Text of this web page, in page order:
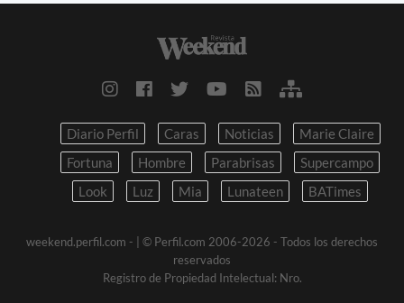
Diario Perfil Caras Noticias
Marie Claire
Fortuna
Hombre Parabrisas
Supercampo
Look
Luz Mia Lunateen BATimes
weekend.perfil.com -
| © Perfil.com 2006-2026 - Todos los derechos
reservados
Registro de Propiedad Intelectual: Nro.